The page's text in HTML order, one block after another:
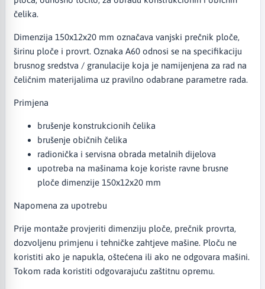
čelika.
Dimenzija 150x12x20 mm označava vanjski prečnik ploče,
širinu ploče i provrt. Oznaka A60 odnosi se na specifikaciju
brusnog sredstva / granulacije koja je namijenjena za rad na
čeličnim materijalima uz pravilno odabrane parametre rada.
Primjena
brušenje konstrukcionih čelika
brušenje običnih čelika
radionička i servisna obrada metalnih dijelova
upotreba na mašinama koje koriste ravne brusne
ploče dimenzije 150x12x20 mm
Napomena za upotrebu
Prije montaže provjeriti dimenziju ploče, prečnik provrta,
dozvoljenu primjenu i tehničke zahtjeve mašine. Ploču ne
koristiti ako je napukla, oštećena ili ako ne odgovara mašini.
Tokom rada koristiti odgovarajuću zaštitnu opremu.